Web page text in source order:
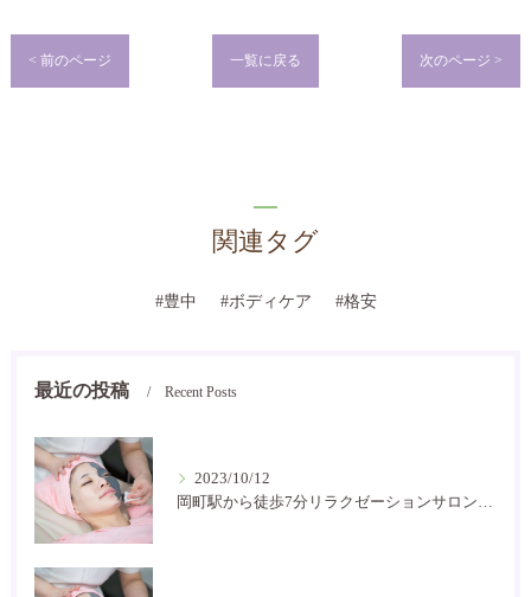
< 前のページ 一覧に戻る 次のページ >
関連タグ
#豊中 #ボディケア #格安
最近の投稿 Recent Posts
2023/10/12
岡町駅から徒歩7分リラクゼーションサロン癒し空間です